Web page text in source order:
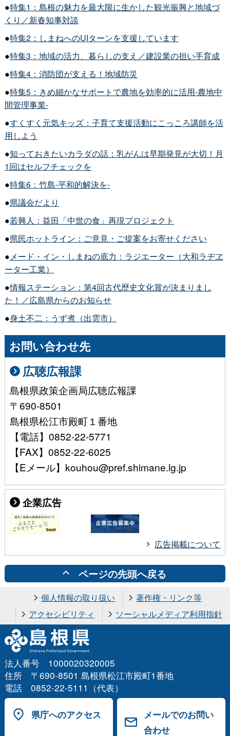
●特集1：島根の魅力を最大限に生かした観光振興と地域づ
くり／新春知事対談
●特集2：しまねへのUIターンを支援しています
●特集3：地域の活力、暮らしの支え／建設業の担い手育成
●特集4：消防団が支える！地域防災
●特集5：きめ細かなサポートで農地を効率的に活用-農地中
間管理事業-
●すくすく元気キッズ：子育て支援活動にこっころ講師を活
用しよう
●知っておきたいカラダの話：乳がんは早期発見が大切！月
1回はセルフチェックを
●特集6：竹島-平和的解決を-
●県議会だより
●若興人：益田「中世の食」再現プロジェクト
●県民ホットライン：ご意見・ご提案をお寄せください
●メード・イン・しまねの底力：ラジエーター（大和ラヂヱ
ーター工業）
●情報ステーション：第4回古代歴史文化賞が決まりまし
た！／広島県からのお知らせ
●身土不二：うず煮（出雲市）
お問い合わせ先
広聴広報課
島根県政策企画局広聴広報課
〒690-8501
島根県松江市殿町１番地
【電話】0852-22-5771
【FAX】0852-22-6025
【Eメール】kouhou@pref.shimane.lg.jp
企業広告
広告掲載について
ページの先頭へ戻る
個人情報の取り扱い
著作権・リンク等
アクセシビリティ
ソーシャルメディア利用指針
法人番号 1000020320005
住所 〒690-8501 島根県松江市殿町1番地
電話 0852-22-5111（代表）
県庁へのアクセス
メールでのお問い
合わせ